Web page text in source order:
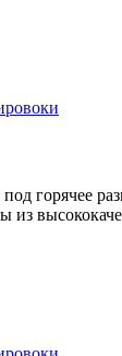
горячее
из